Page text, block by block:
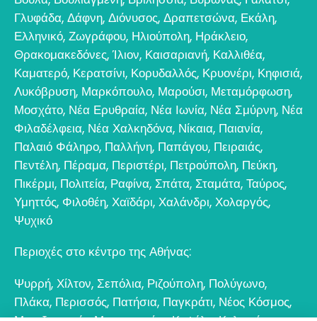
Γλυφάδα, Δάφνη, Διόνυσος, Δραπετσώνα, Εκάλη,
Ελληνικό, Ζωγράφου, Ηλιούπολη, Ηράκλειο,
Θρακομακεδόνες,Ίλιον, Καισαριανή, Καλλιθέα,
Καματερό, Κερατσίνι, Κορυδαλλός, Κρυονέρι, Κηφισιά,
Λυκόβρυση, Μαρκόπουλο, Μαρούσι, Μεταμόρφωση,
Μοσχάτο, Νέα Ερυθραία, Νέα Ιωνία, Νέα Σμύρνη, Νέα
Φιλαδέλφεια, Νέα Χαλκηδόνα, Νίκαια, Παιανία,
Παλαιό Φάληρο, Παλλήνη, Παπάγου, Πειραιάς,
Πεντέλη, Πέραμα, Περιστέρι, Πετρούπολη, Πεύκη,
Πικέρμι, Πολιτεία, Ραφίνα, Σπάτα, Σταμάτα, Ταύρος,
Υμηττός, Φιλοθέη, Χαϊδάρι, Χαλάνδρι, Χολαργός,
Ψυχικό
Περιοχές στο κέντρο της Αθήνας:
Ψυρρή, Χίλτον, Σεπόλια, Ριζούπολη, Πολύγωνο,
Πλάκα, Περισσός, Πατήσια, Παγκράτι, Νέος Κόσμος,